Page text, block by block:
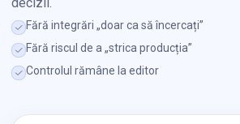
Fără integrări „doar ca să încercați”
Fără riscul de a „strica producția”
Controlul rămâne la editor